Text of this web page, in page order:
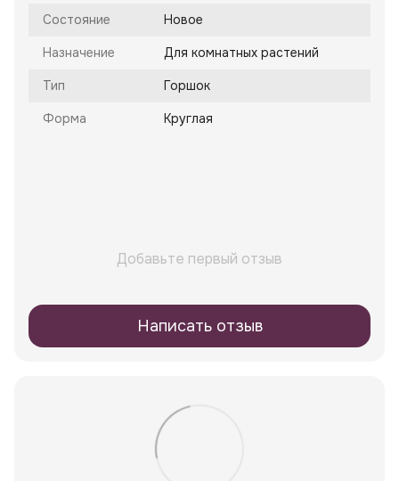
Состояние Новое
Назначение Для комнатных растений
Тип Горшок
Форма Круглая
Добавьте первый отзыв
Написать отзыв